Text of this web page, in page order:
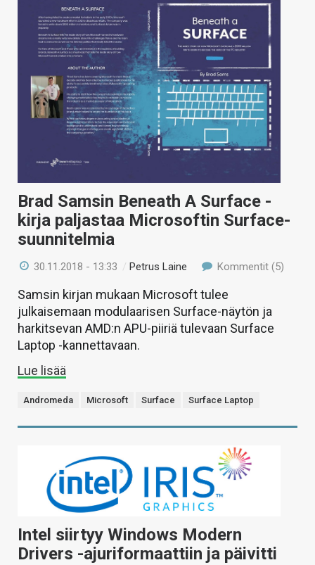
Brad Samsin Beneath A Surface -
kirja paljastaa Microsoftin Surface-
suunnitelmia
30.11.2018 - 13:33 /Petrus Laine Kommentit (5)
Samsin kirjan mukaan Microsoft tulee
julkaisemaan modulaarisen Surface-näytön ja
harkitsevan AMD:n APU-piiriä tulevaan Surface
Laptop -kannettavaan.
Lue lisää
Andromeda Microsoft Surface Surface Laptop
Intel siirtyy Windows Modern
Drivers -ajuriformaattiin ja päivitti